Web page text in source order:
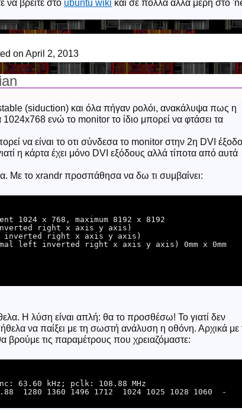
να βρείτε στο ubuntu wiki και σε πολλά άλλα μέρη στο
on April 2, 2013
(siduction) και όλα πήγαν ρολόι, ανακάλυψα πως η
ενώ το monitor το ίδιο μπορεί να φτάσει τα
να είναι το οτι σύνδεσα το monitor στην 2η DVI έξοδο
η κάρτα έχει μόνο DVI εξόδους αλλά τίποτα από αυτά
Με το xrandr προσπάθησα να δω τι συμβαίνει:
1024 x 768, maximum 8192 x 8192
right x axis y axis)
inverted right x axis y axis)
left inverted right x axis y axis) 0mm x 0mm
Η λύση είναι απλή: θα το προσθέσω! Το γιατί δεν
να παίξει με τη σωστή ανάλυση η οθόνη. Αρχικά με
τις παραμέτρους που χρειαζόμαστε:
1280 1360 1496 1712  1024 1025 1028 1060  -